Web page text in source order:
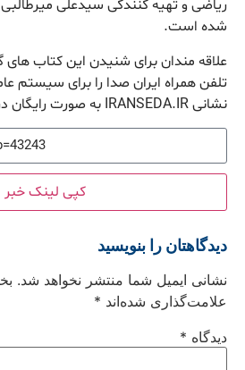
ریاضی و تهیه کنندگی سیدعلی میرطالبی
شده است.
علاقه مندان برای شنیدن این کتاب های
نشانی IRANSEDA.IR به صورت رایگان دریافت کنند.
کپی لینک خبر
دیدگاهتان را بنویسید
نشانی ایمیل شما منتشر نخواهد شد.
علامت‌گذاری شده‌اند *
دیدگاه *